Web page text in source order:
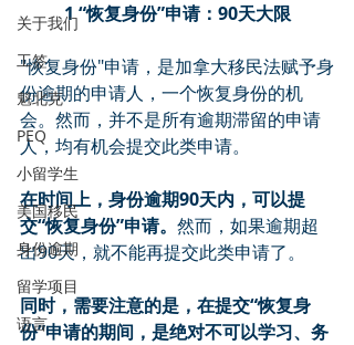
关于我们
工签
魁北克
PEQ
小留学生
美国移民
身份逾期
留学项目
语言
1 “恢复身份”申请：90天大限
"恢复身份"申请，是加拿大移民法赋予身
份逾期的申请人，一个恢复身份的机
会。然而，并不是所有逾期滞留的申请
人，均有机会提交此类申请。
在时间上，身份逾期90天内，可以提
交“恢复身份”申请。 然而，如果逾期超
出90天，就不能再提交此类申请了。
同时，需要注意的是，在提交“恢复身
份”申请的期间，是绝对不可以学习、务